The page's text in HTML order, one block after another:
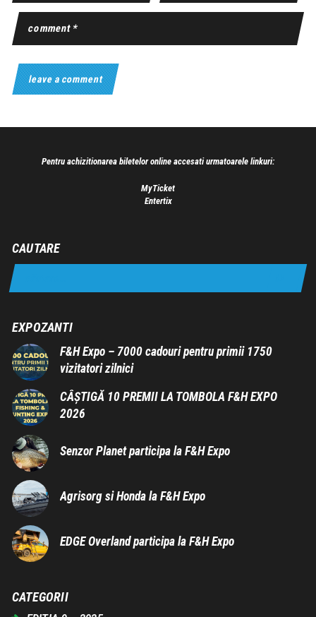
Pentru achizitionarea biletelor online accesati urmatoarele linkuri:
MyTicket
Entertix
CAUTARE
EXPOZANTI
F&H Expo – 7000 cadouri pentru primii 1750
vizitatori zilnici
CÂȘTIGĂ 10 PREMII LA TOMBOLA F&H EXPO
2026
Senzor Planet participa la F&H Expo
Agrisorg si Honda la F&H Expo
EDGE Overland participa la F&H Expo
CATEGORII